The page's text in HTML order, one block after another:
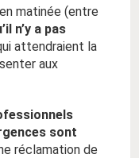
matinée (entre
n’y a pas
attendraient la
aux
sont
réclamation de